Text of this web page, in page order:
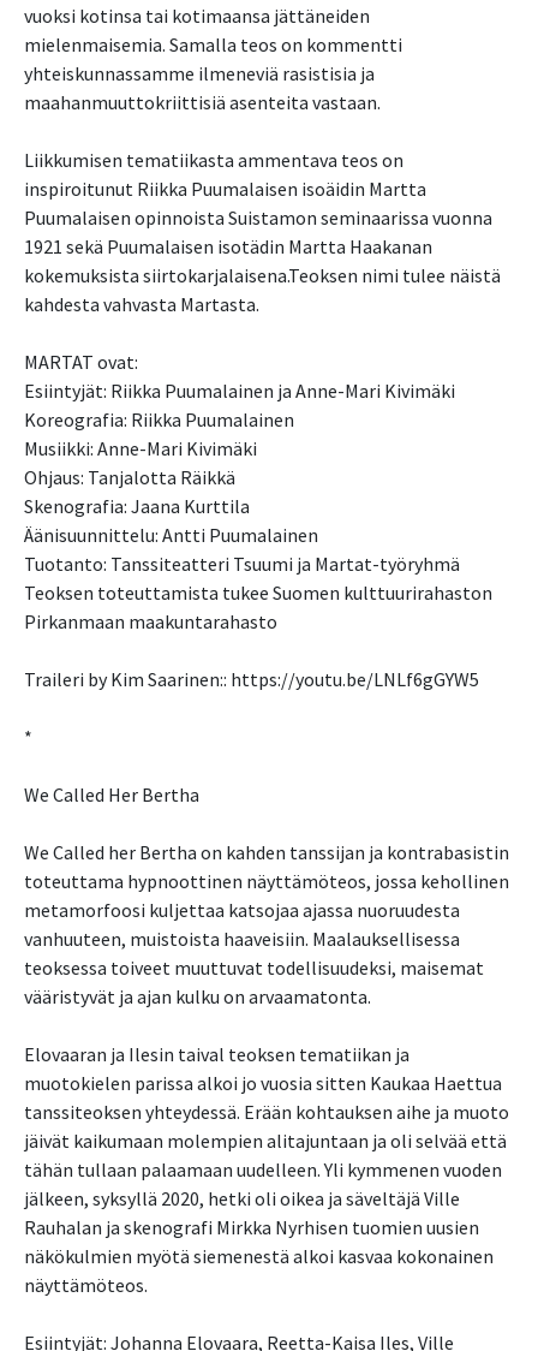
vuoksi kotinsa tai kotimaansa jättäneiden
mielenmaisemia. Samalla teos on kommentti
yhteiskunnassamme ilmeneviä rasistisia ja
maahanmuuttokriittisiä asenteita vastaan.
Liikkumisen tematiikasta ammentava teos on
inspiroitunut Riikka Puumalaisen isoäidin Martta
Puumalaisen opinnoista Suistamon seminaarissa vuonna
1921 sekä Puumalaisen isotädin Martta Haakanan
kokemuksista siirtokarjalaisena.Teoksen nimi tulee näistä
kahdesta vahvasta Martasta.
MARTAT ovat:
Esiintyjät: Riikka Puumalainen ja Anne-Mari Kivimäki
Koreografia: Riikka Puumalainen
Musiikki: Anne-Mari Kivimäki
Ohjaus: Tanjalotta Räikkä
Skenografia: Jaana Kurttila
Äänisuunnittelu: Antti Puumalainen
Tuotanto: Tanssiteatteri Tsuumi ja Martat-työryhmä
Teoksen toteuttamista tukee Suomen kulttuurirahaston
Pirkanmaan maakuntarahasto
Traileri by Kim Saarinen:: https://youtu.be/LNLf6gGYW5
*
We Called Her Bertha
We Called her Bertha on kahden tanssijan ja kontrabasistin
toteuttama hypnoottinen näyttämöteos, jossa kehollinen
metamorfoosi kuljettaa katsojaa ajassa nuoruudesta
vanhuuteen, muistoista haaveisiin. Maalauksellisessa
teoksessa toiveet muuttuvat todellisuudeksi, maisemat
vääristyvät ja ajan kulku on arvaamatonta.
Elovaaran ja Ilesin taival teoksen tematiikan ja
muotokielen parissa alkoi jo vuosia sitten Kaukaa Haettua
tanssiteoksen yhteydessä. Erään kohtauksen aihe ja muoto
jäivät kaikumaan molempien alitajuntaan ja oli selvää että
tähän tullaan palaamaan uudelleen. Yli kymmenen vuoden
jälkeen, syksyllä 2020, hetki oli oikea ja säveltäjä Ville
Rauhalan ja skenografi Mirkka Nyrhisen tuomien uusien
näkökulmien myötä siemenestä alkoi kasvaa kokonainen
näyttämöteos.
Esiintyjät: Johanna Elovaara, Reetta-Kaisa Iles, Ville